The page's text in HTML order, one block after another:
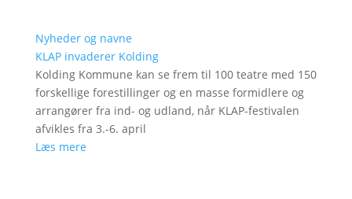
Nyheder og navne
KLAP invaderer Kolding
Kolding Kommune kan se frem til 100 teatre med 150
forskellige forestillinger og en masse formidlere og
arrangører fra ind- og udland, når KLAP-festivalen
afvikles fra 3.-6. april
Læs mere